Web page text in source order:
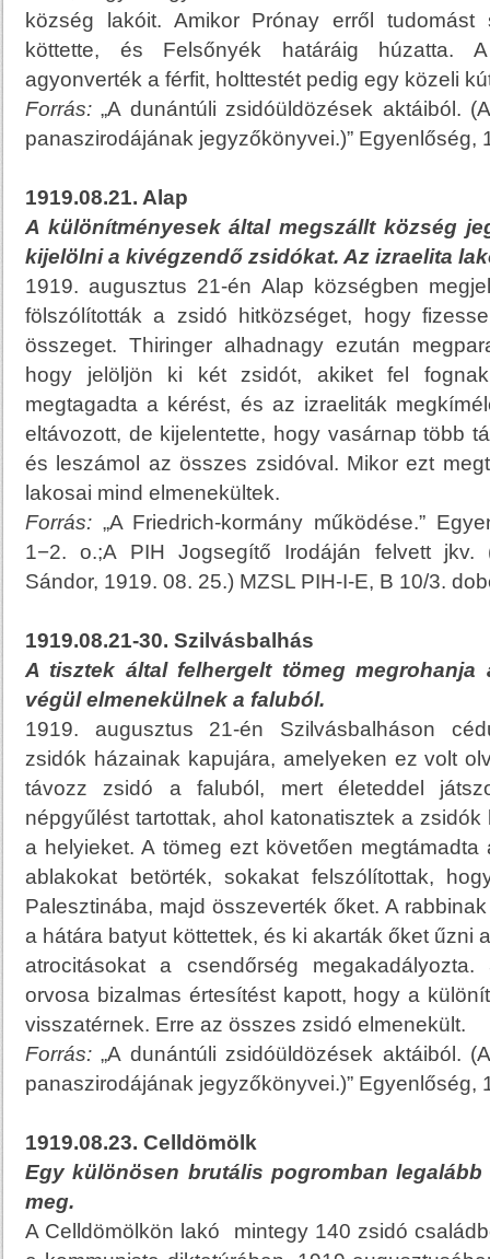
község lakóit. Amikor Prónay erről tudomást
köttette, és Felsőnyék határáig húzatta.
agyonverték a férfit, holttestét pedig egy közeli
Forrás:„A dunántúli zsidóüldözések aktáiból.
panaszirodájának jegyzőkönyvei.)” Egyenlőség,
1919.08.21. Alap
A különítményesek által megszállt község
kijelölni a kivégzendő zsidókat. Az izraelita
1919. augusztus 21-én Alap községben
fölszólították a zsidó hitközséget, hogy
összeget. Thiringer alhadnagy ezután
hogy jelöljön ki két zsidót, akiket fel
megtagadta a kérést, és az izraeliták
eltávozott, de kijelentette, hogy vasárnap több
és leszámol az összes zsidóval. Mikor ezt
lakosai mind elmenekültek.
Forrás: „A Friedrich-kormány működése.”
1−2. o.;A PIH Jogsegítő Irodáján felvett jkv.
Sándor, 1919. 08. 25.) MZSL PIH-I-E, B 10/3.
1919.08.21-30. Szilvásbalhás
A tisztek által felhergelt tömeg megrohanja
végül elmenekülnek a faluból.
1919. augusztus 21-én Szilvásbalháson
zsidók házainak kapujára, amelyeken ez volt
távozz zsidó a faluból, mert életeddel
népgyűlést tartottak, ahol katonatisztek a zsidók
a helyieket. A tömeg ezt követően megtámadta
ablakokat betörték, sokakat felszólítottak,
Palesztinába, majd összeverték őket. A
a hátára batyut köttettek, és ki akarták őket űzni
atrocitásokat a csendőrség
orvosa bizalmas értesítést kapott, hogy a
visszatérnek. Erre az összes zsidó elmenekült.
Forrás:„A dunántúli zsidóüldözések aktáiból.
panaszirodájának jegyzőkönyvei.)” Egyenlőség,
1919.08.23. Celldömölk
Egy különösen brutális pogromban
meg.
A Celldömölkön lakó mintegy 140 zsidó